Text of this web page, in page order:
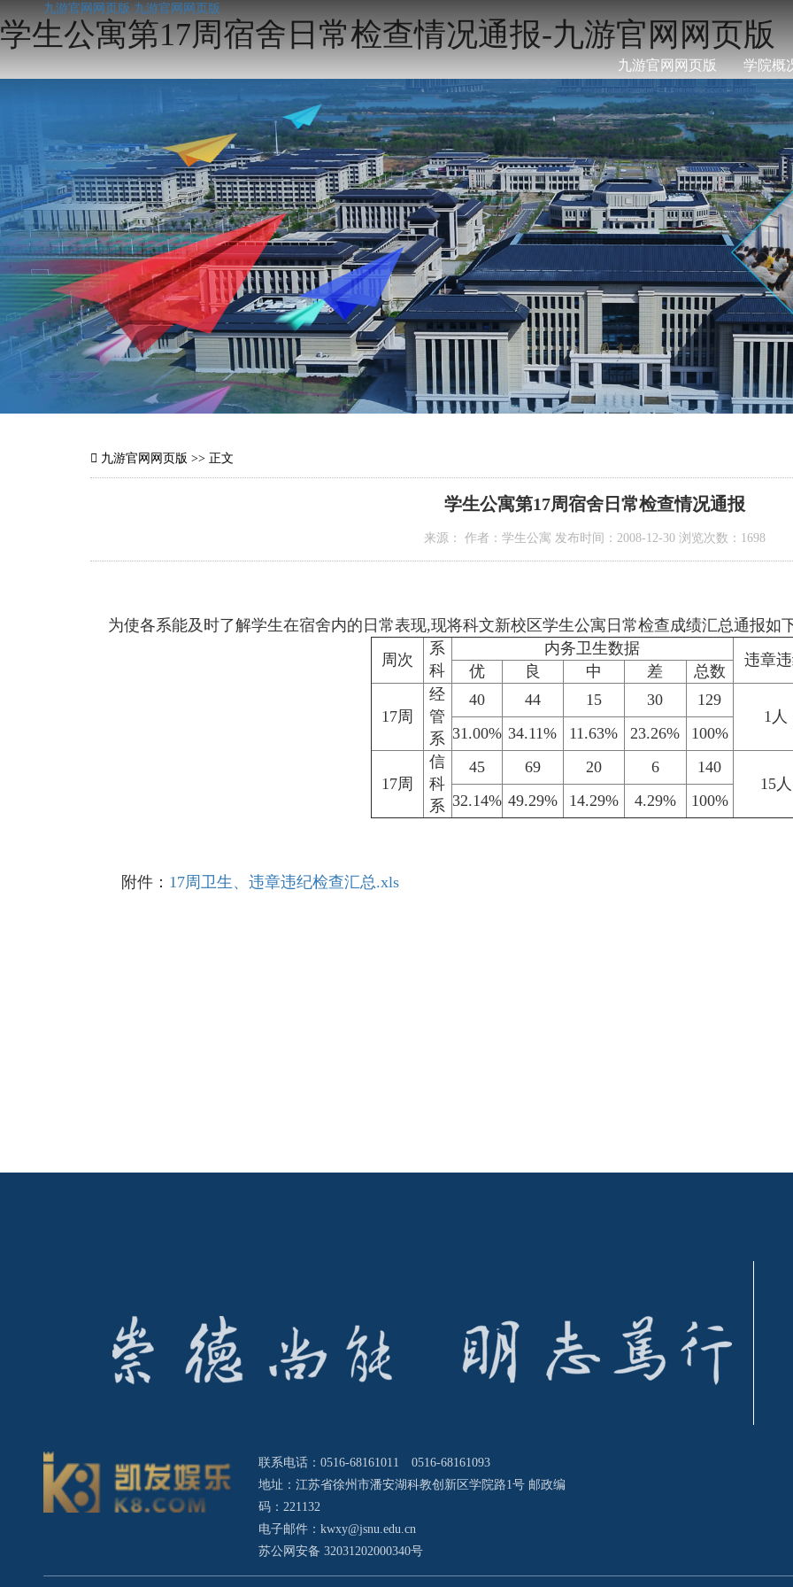
学生公寓第17周宿舍日常检查情况通报-九游官网网页版
九游官网网页版 九游官网网页版
九游官网网页版 学院概
九游官网网页版 >> 正文
学生公寓第17周宿舍日常检查情况通报
来源： 作者：学生公寓 发布时间：2008-12-30 浏览次数： 1698
为使各系能及时了解学生在宿舍内的日常表现,现将科文新校区学生公寓日常检查成绩汇总通报如
周次
系
科
内务卫生数据
违章
优 良 中 差 总数
17周
经
管
系
40 44 15 30
129
1人
31.00% 34.11% 11.63% 23.26% 100%
17周
信
科
系
45 69 20 6
140
15人
32.14% 49.29% 14.29% 4.29% 100%
附件： 17周卫生、违章违纪检查汇总.xls
联系电话：0516-68161011 0516-68161093
地址：江苏省徐州市潘安湖科教创新区学院路1号 邮政编
码：221132
电子邮件： kwxy@jsnu.edu.cn
苏公网安备 32031202000340号